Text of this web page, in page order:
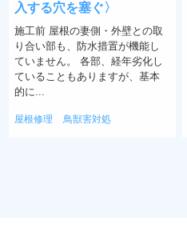
入する穴を塞ぐ〉
施工前 屋根の妻側・外壁との取
り合い部も、防水措置が機能し
ていません。 各部、経年劣化し
ていることもありますが、基本
的に...
屋根修理 鳥獣害対処